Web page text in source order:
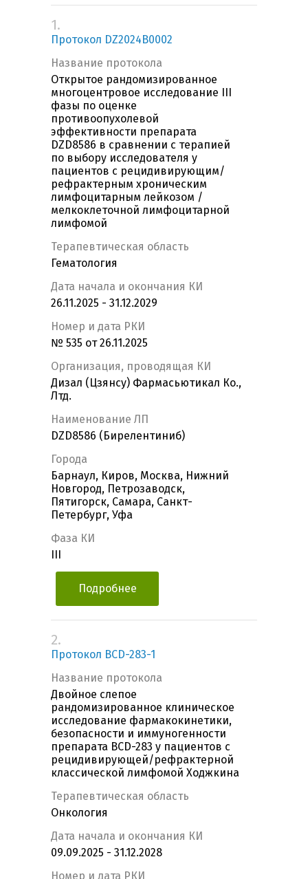
1.
Протокол DZ2024B0002
Название протокола
Открытое рандомизированное
многоцентровое исследование III
фазы по оценке
противоопухолевой
эффективности препарата
DZD8586 в сравнении с терапией
по выбору исследователя у
пациентов с рецидивирующим/
рефрактерным хроническим
лимфоцитарным лейкозом /
мелкоклеточной лимфоцитарной
лимфомой
Терапевтическая область
Гематология
Дата начала и окончания КИ
26.11.2025 - 31.12.2029
Номер и дата РКИ
№ 535 от 26.11.2025
Организация, проводящая КИ
Дизал (Цзянсу) Фармасьютикал Ко.,
Лтд.
Наименование ЛП
DZD8586 (Бирелентиниб)
Города
Барнаул, Киров, Москва, Нижний
Новгород, Петрозаводск,
Пятигорск, Самара, Санкт-
Петербург, Уфа
Фаза КИ
Подробнее
2.
Протокол BCD-283-1
Название протокола
Двойное слепое
рандомизированное клиническое
исследование фармакокинетики,
безопасности и иммуногенности
препарата BCD-283 у пациентов с
рецидивирующей/рефрактерной
классической лимфомой Ходжкина
Терапевтическая область
Онкология
Дата начала и окончания КИ
09.09.2025 - 31.12.2028
Номер и дата РКИ